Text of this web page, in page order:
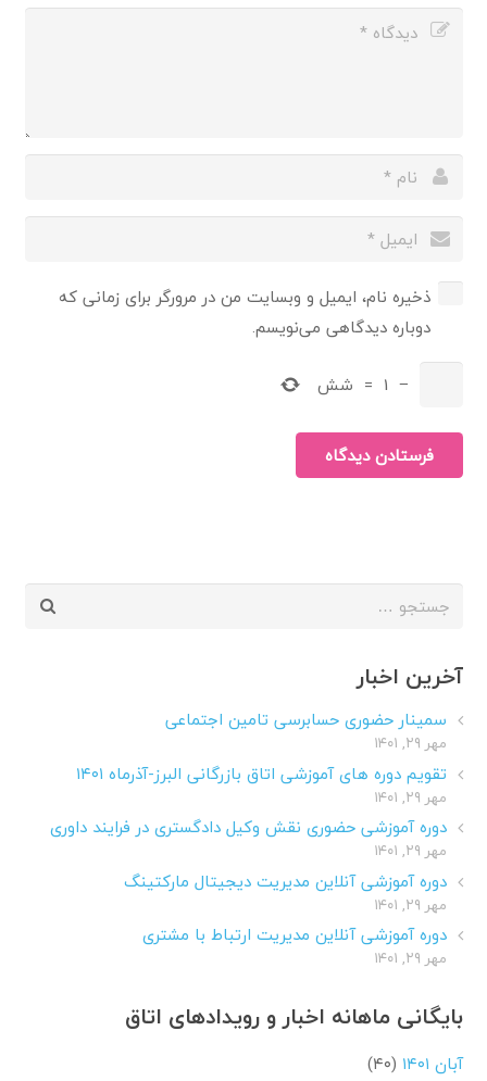
ذخیره نام، ایمیل و وبسایت من در مرورگر برای زمانی که
دوباره دیدگاهی می‌نویسم.
−
1
= شش
فرستادن دیدگاه
جستجو
آخرین اخبار
سمینار حضوری حسابرسی تامین اجتماعی
مهر ۲۹, ۱۴۰۱
تقویم دوره های آموزشی اتاق بازرگانی البرز-آذرماه ۱۴۰۱
مهر ۲۹, ۱۴۰۱
دوره آموزشی حضوری نقش وکیل دادگستری در فرایند داوری
مهر ۲۹, ۱۴۰۱
دوره آموزشی آنلاین مدیریت دیجیتال مارکتینگ
مهر ۲۹, ۱۴۰۱
دوره آموزشی آنلاین مدیریت ارتباط با مشتری
مهر ۲۹, ۱۴۰۱
بایگانی ماهانه اخبار و رویدادهای اتاق
آبان ۱۴۰۱ (۴۰)